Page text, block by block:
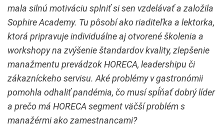
mala silnú motiváciu splniť si sen vzdelávať a založila
Sophire Academy. Tu pôsobí ako riaditeľka a lektorka,
ktorá pripravuje individuálne aj otvorené školenia a
workshopy na zvýšenie štandardov kvality, zlepšenie
manažmentu prevádzok HORECA, leadershipu či
zákazníckeho servisu. Aké problémy v gastronómii
pomohla odhaliť pandémia, čo musí spĺňať dobrý líder
a prečo má HORECA segment väčší problém s
manažérmi ako zamestnancami?